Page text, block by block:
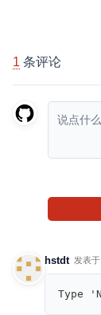
1 条评论
hstdt 发表于